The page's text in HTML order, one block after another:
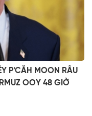
P’CĂH MOON RÂU
OOY 48 GIỜ